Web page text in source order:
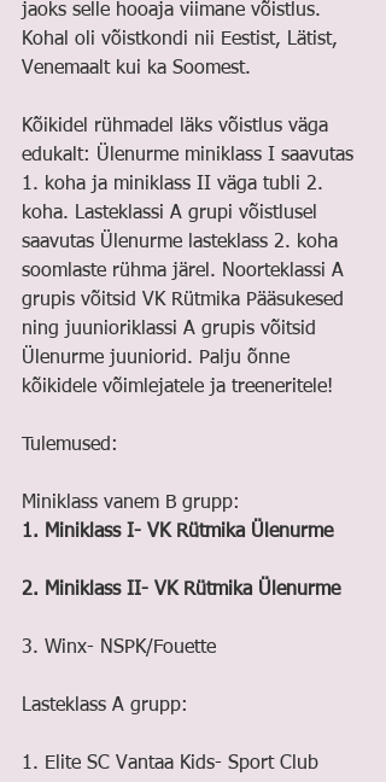
jaoks selle hooaja viimane võistlus.
Kohal oli võistkondi nii Eestist, Lätist,
Venemaalt kui ka Soomest.
Kõikidel rühmadel läks võistlus väga
edukalt: Ülenurme miniklass I saavutas
1. koha ja miniklass II väga tubli 2.
koha. Lasteklassi A grupi võistlusel
saavutas Ülenurme lasteklass 2. koha
soomlaste rühma järel. Noorteklassi A
grupis võitsid VK Rütmika Pääsukesed
ning juunioriklassi A grupis võitsid
Ülenurme juuniorid. Palju õnne
kõikidele võimlejatele ja treeneritele!
Tulemused:
Miniklass vanem B grupp:
1. Miniklass I- VK Rütmika Ülenurme
2. Miniklass II- VK Rütmika Ülenurme
3. Winx- NSPK/Fouette
Lasteklass A grupp:
1. Elite SC Vantaa Kids- Sport Club